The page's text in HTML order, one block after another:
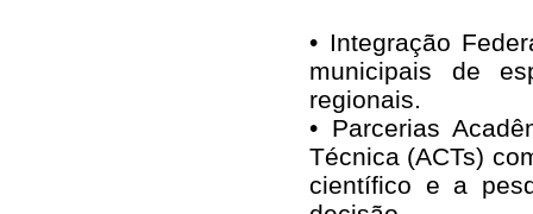
• Integração
municipais de
regionais.
• Parcerias
Técnica (ACTs)
científico e a